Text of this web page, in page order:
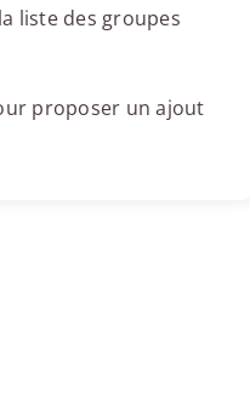
liste des groupes
proposer un ajout